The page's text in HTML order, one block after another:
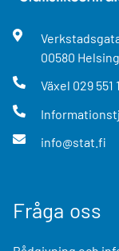
00580
Växel 029 551
info@stat.fi
Fråga oss